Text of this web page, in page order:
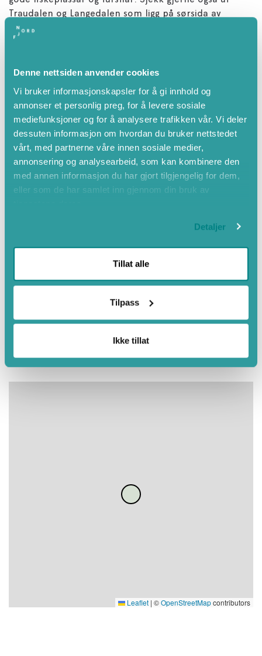
Denne nettsiden anvender cookies
Vi bruker informasjonskapsler for å gi innhold og
annonser et personlig preg, for å levere sosiale
mediefunksjoner og for å analysere trafikken vår. Vi deler
dessuten informasjon om hvordan du bruker nettstedet
vårt, med partnerne våre innen sosiale medier,
annonsering og analysearbeid, som kan kombinere den
med annen informasjon du har gjort tilgjengelig for dem,
eller som de har samlet inn gjennom din bruk av
Detaljer
Tillat alle
Tilpass
Ikke tillat
Traudalen og Langedalen som ligg på sørsida av
Gloppefjorden.
lokalmatprodusentar, som tilbyr alt frå kjøtt og egg til
sjølvbetjente utsalg på gardane sine, der du kan kjøpe
ferske, lokale varer. Vi anbefaler også eit besøk til
BakarJon på Byrkjelo, der du finner meir enn 100
lokalmatprodusentar som leverer lokalmat til
butikken.
Vi er stolte av å vere sertifisert i Green Key, som
bekreftar vårt engasjement for berekraftig drift og
der natur og komfort møtast for å skape ei
Eigenskapar
Leaflet | ©OpenStreetMapcontributors